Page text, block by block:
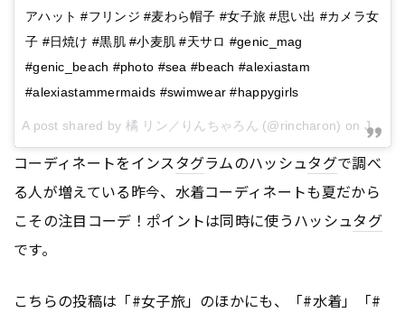
アハット #フリンジ #麦わら帽子 #女子旅 #思い出 #カメラ女
子 #日焼け #黒肌 #小麦肌 #天サロ #genic_mag
#genic_beach #photo #sea #beach #alexiastam
#alexiastammermaids #swimwear #happygirls
A post shared by 橘 リン／りんちゃろん (@rincharon) on Jul 28, 2016 at 8:28am PDT
コーディネートをインスタグラムのハッシュタグで調べ
る人が増えている昨今、水着コーディネートも夏だから
こその注目コーデ！ポイントは同時に使うハッシュタグ
です。
こちらの投稿は「#女子旅」のほかにも、「#水着」「#